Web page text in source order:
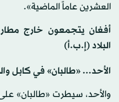
العشرين عاماً الماضية».
أفغان يتجمعون خارج
البلاد (إ.ب.أ)
الأحد... «طالبان» في كابل
والأحد، سيطرت «طالبان»